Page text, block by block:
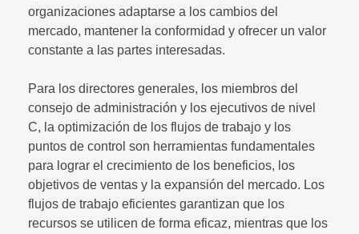
organizaciones adaptarse a los cambios del
mercado, mantener la conformidad y ofrecer un valor
constante a las partes interesadas.
Para los directores generales, los miembros del
consejo de administración y los ejecutivos de nivel
C, la optimización de los flujos de trabajo y los
puntos de control son herramientas fundamentales
para lograr el crecimiento de los beneficios, los
objetivos de ventas y la expansión del mercado. Los
flujos de trabajo eficientes garantizan que los
recursos se utilicen de forma eficaz, mientras que los